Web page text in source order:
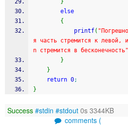
}
else
{
printf(
я часть стремится к левой,
n стремится в бесконечность"
}
}
return 0;
}
Success #stdin #stdout 0s 3344KB
comments (